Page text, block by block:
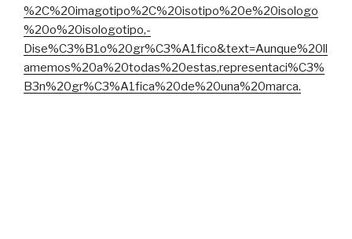
%2C%20imagotipo%2C%20isotipo%20e%20isologo
%20o%20isologotipo,-
Dise%C3%B1o%20gr%C3%A1fico&text=Aunque%20ll
amemos%20a%20todas%20estas,representaci%C3%
B3n%20gr%C3%A1fica%20de%20una%20marca.